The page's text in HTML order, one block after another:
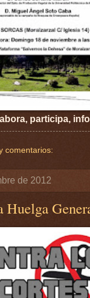
participa,
comentarios:
de 2012
Huelga